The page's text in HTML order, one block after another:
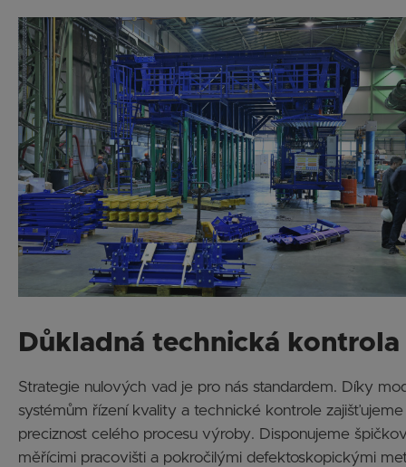
Důkladná technická kontrola
Strategie nulových vad je pro nás standardem. Díky
systémům řízení kvality a technické kontrole zajišťujeme
preciznost celého procesu výroby. Disponujeme
měřícimi pracovišti a pokročilými defektoskopickými